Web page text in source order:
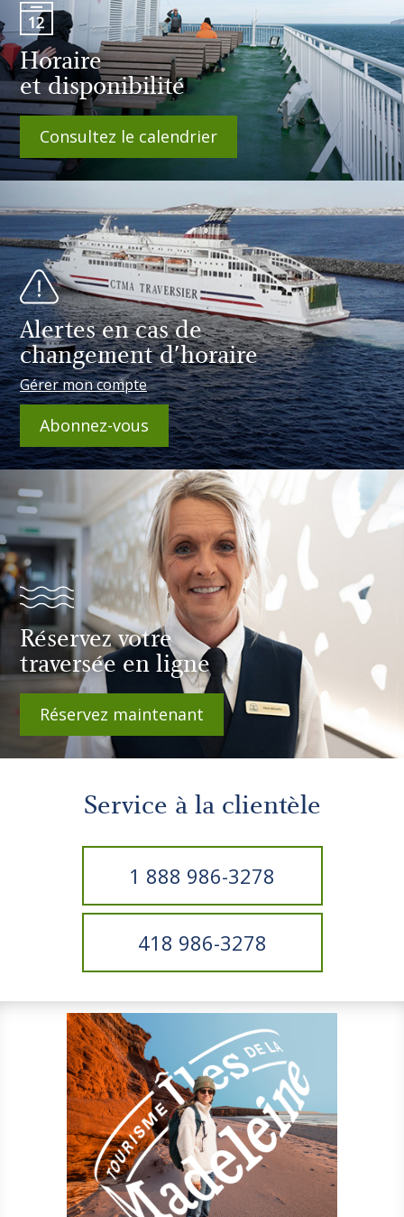
Horaire
et disponibilité
Consultez le calendrier
Alertes en cas de
changement d'horaire
Gérer mon compte
Abonnez-vous
Réservez votre
traversée en ligne
Réservez maintenant
Service à la clientèle
1 888 986-3278
418 986-3278